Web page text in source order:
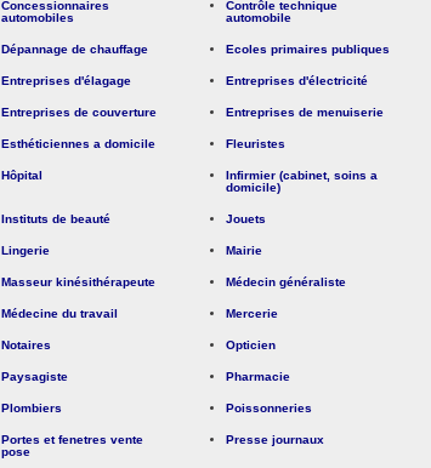
Concessionnaires
automobiles
Contrôle technique
automobile
Dépannage de chauffage Ecoles primaires publiques
Entreprises d'élagage Entreprises d'électricité
Entreprises de couverture Entreprises de menuiserie
Esthéticiennes a domicile Fleuristes
Hôpital
Infirmier (cabinet, soins a
domicile)
Instituts de beauté Jouets
Lingerie Mairie
Masseur kinésithérapeute Médecin généraliste
Médecine du travail Mercerie
Notaires Opticien
Paysagiste Pharmacie
Plombiers Poissonneries
Portes et fenetres vente
pose
Presse journaux